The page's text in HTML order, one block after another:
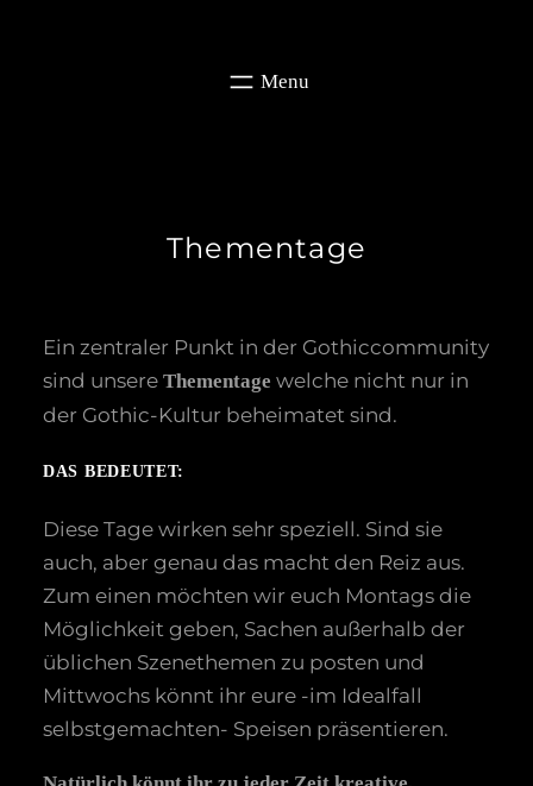
Thementage
Ein zentraler Punkt in der Gothiccommunity
sind unsere Thementage welche nicht nur in
der Gothic-Kultur beheimatet sind.
DAS BEDEUTET:
Diese Tage wirken sehr speziell. Sind sie
auch, aber genau das macht den Reiz aus.
Zum einen möchten wir euch Montags die
Möglichkeit geben, Sachen außerhalb der
üblichen Szenethemen zu posten und
Mittwochs könnt ihr eure -im Idealfall
selbstgemachten- Speisen präsentieren.